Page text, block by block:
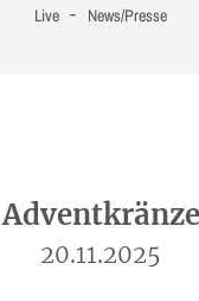
Live - News/Presse
Adventkränze
20.11.2025